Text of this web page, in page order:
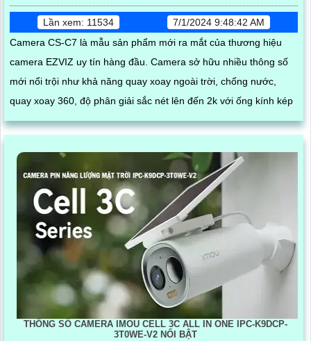
Lần xem: 11534
7/1/2024 9:48:42 AM
Camera CS-C7 là mẫu sản phẩm mới ra mắt của thương hiệu
camera EZVIZ uy tín hàng đầu. Camera sở hữu nhiều thông số
mới nổi trội như khả năng quay xoay ngoài trời, chống nước,
quay xoay 360, độ phân giải sắc nét lên đến 2k với ống kính kép
THÔNG SỐ CAMERA IMOU CELL 3C ALL IN ONE IPC-K9DCP-
3T0WE-V2 NỔI BẬT